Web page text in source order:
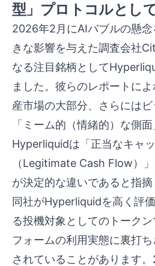
型」プロトコルとし
2026年2月にAIバブルの懸
きな影響を与えた調査会社
なる注目銘柄として
ました。彼らのレポートに
産市場の大部分、さらには
「ミーム的（情緒的）な側
Hyperliquidは「正当なキャ
（Legitimate Cash Flow）
が決定的な違いであると指摘
同社がHyperliquidを高く評
る投機対象としてのトーク
フォームの利用実態に裏打
されていることがあります